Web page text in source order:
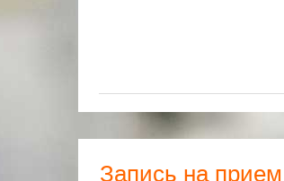
Запись на прием